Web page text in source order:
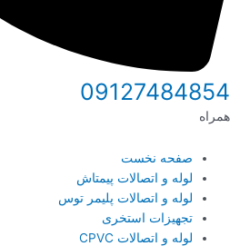
09127484854
همراه
صفحه نخست
لوله و اتصالات پیمتاش
لوله و اتصالات پلیمر توس
تجهیزات استخری
لوله و اتصالات CPVC